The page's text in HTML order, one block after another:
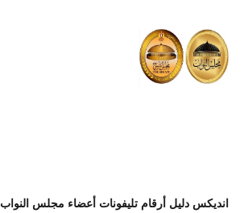
انديكس دليل أرقام تليفونات أعضاء مجلس